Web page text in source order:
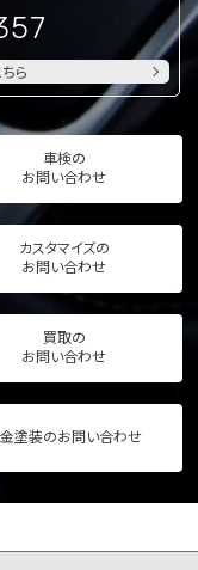
ら
車検の
お問い合わせ
カスタマイズの
お問い合わせ
買取の
お問い合わせ
塗装のお問い合わせ